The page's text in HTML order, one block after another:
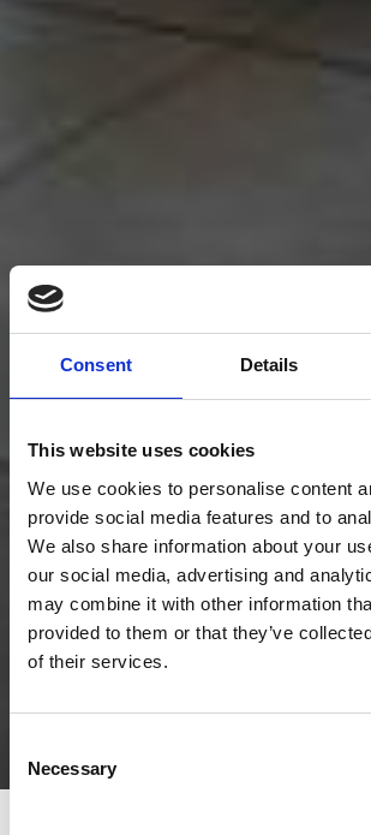
Consent Details
This website uses cookies
We use cookies to personalise content
provide social media features and to
We also share information about your
our social media, advertising and
may combine it with other information
provided to them or that they’ve
of their services.
Selection
Necessary